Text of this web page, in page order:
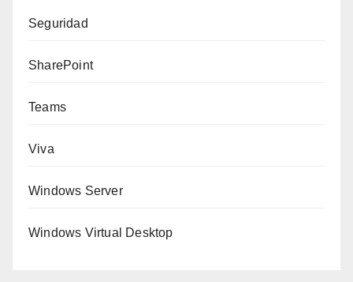
Seguridad
SharePoint
Teams
Viva
Windows Server
Windows Virtual Desktop